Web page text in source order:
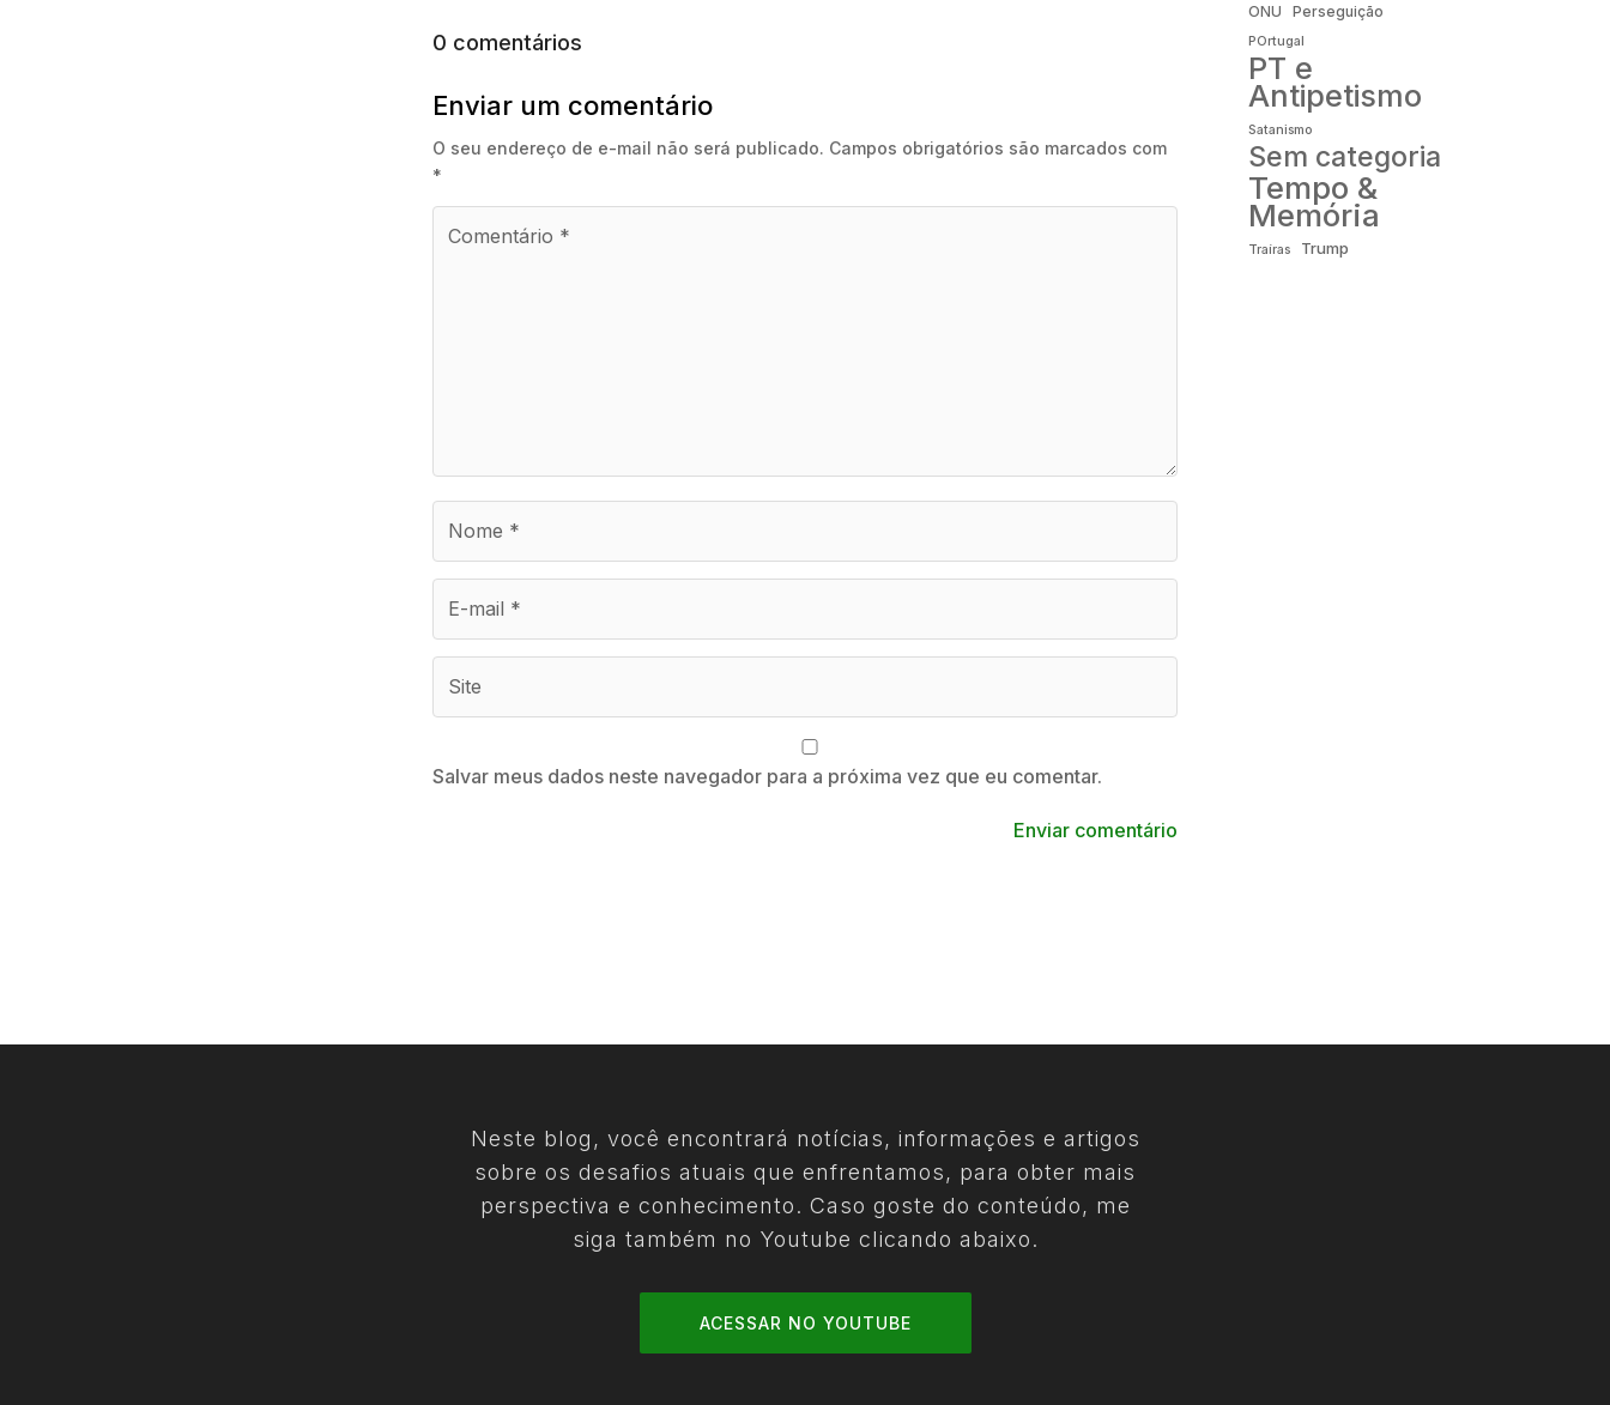
0 comentários
Enviar um comentário
O seu endereço de e-mail não será publicado. Campos obrigatórios são marcados com
*
Salvar meus dados neste navegador para a próxima vez que eu comentar.
Enviar comentário
ONU
Perseguição
POrtugal
PT e
Antipetismo
Satanismo
Sem categoria
Tempo &
Memória
Traíras Trump
Neste blog, você encontrará notícias, informações e artigos
sobre os desafios atuais que enfrentamos, para obter mais
perspectiva e conhecimento. Caso goste do conteúdo, me
siga também no Youtube clicando abaixo.
ACESSAR NO YOUTUBE